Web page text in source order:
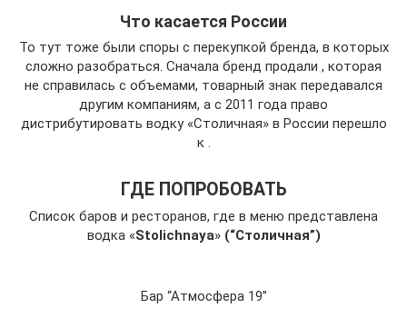
Что касается России
То тут тоже были споры с перекупкой бренда, в которых
сложно разобраться. Сначала бренд продали , которая
не справилась с объемами, товарный знак передавался
другим компаниям, а с 2011 года право
дистрибутировать водку «Столичная» в России перешло
к .
ГДЕ ПОПРОБОВАТЬ
Список баров и ресторанов, где в меню представлена
водка «Stolichnaya» (“Столичная”)
Бар “Атмосфера 19”